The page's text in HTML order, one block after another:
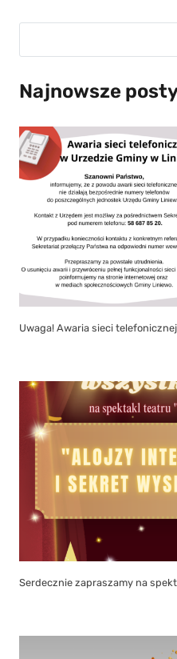
Najnowsze
Uwaga! Awaria sieci
Serdecznie zapraszamy na